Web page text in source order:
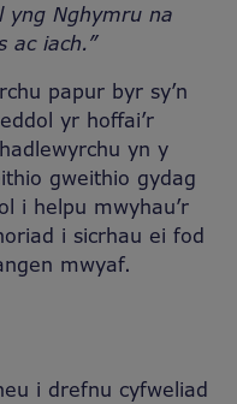
Nghymru na
ac iach.”
papur byr sy’n
yr hoffai’r
yn y
gweithio gydag
i helpu mwyhau’r
i sicrhau ei fod
mwyaf.
i drefnu cyfweliad